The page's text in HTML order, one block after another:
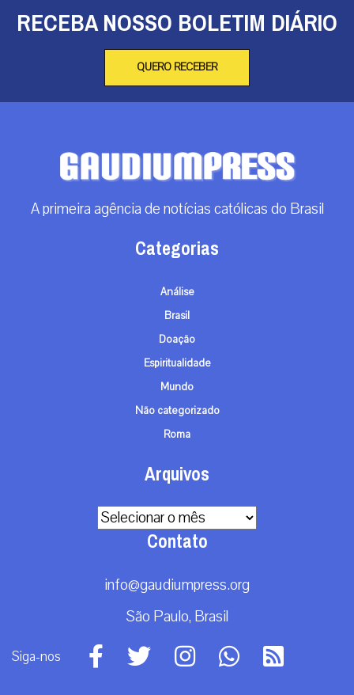
RECEBA NOSSO BOLETIM DIÁRIO
QUERO RECEBER
A primeira agência de notícias católicas do Brasil
Categorias
Análise
Brasil
Doação
Espiritualidade
Mundo
Não categorizado
Roma
Arquivos
Arquivos
Contato
info@gaudiumpress.org
São Paulo, Brasil
Siga-nos